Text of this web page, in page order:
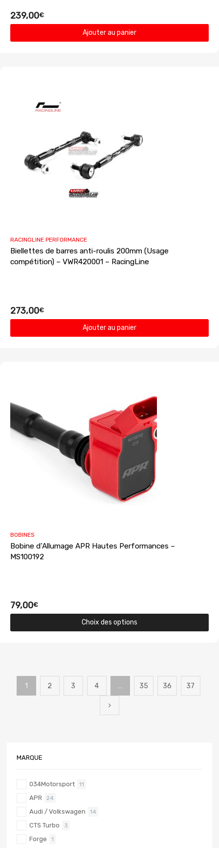
239,00€
Ajouter au panier
RACINGLINE PERFORMANCE
Biellettes de barres anti-roulis 200mm (Usage
compétition) – VWR420001 – RacingLine
273,00€
Ajouter au panier
BOBINES
Bobine d’Allumage APR Hautes Performances –
MS100192
79,00€
Choix des options
1 2 3 4 … 35 36 37
MARQUE
034Motorsport 11
APR 24
Audi / Volkswagen 14
CTS Turbo 3
Forge 1